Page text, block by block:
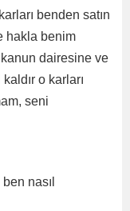
benden satın
hakla benim
dairesine ve
o karları
seni
nasıl